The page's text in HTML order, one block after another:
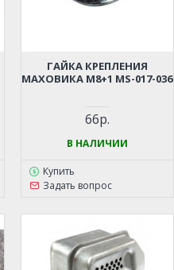
ГАЙКА КРЕПЛЕНИЯ
МАХОВИКА М8+1 MS-017-036
66р.
В НАЛИЧИИ
Купить
Задать вопрос